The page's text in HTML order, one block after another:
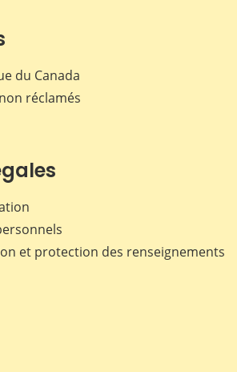
du Canada
réclamés
et protection des renseignements